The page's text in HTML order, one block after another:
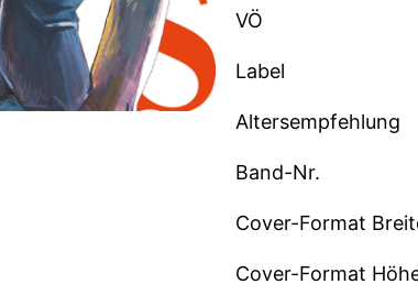
VÖ
Label
Altersempfehlung
Band-Nr.
Cover-Format
Cover-Format